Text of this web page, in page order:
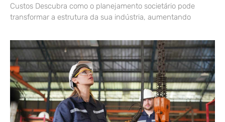
Custos Descubra como o planejamento societário pode
transformar a estrutura da sua indústria, aumentando